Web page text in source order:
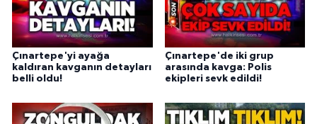
Çınartepe'yi ayağa
kaldıran kavganın detayları
belli oldu!
Çınartepe'de iki grup
arasında kavga: Polis
ekipleri sevk edildi!